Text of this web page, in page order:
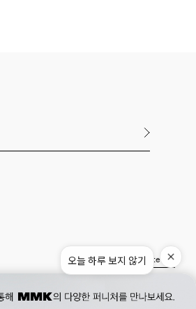
02. 777. 5778
gu, Seoul, Korea
Instagram Pinterest
오늘 하루 보지 않기